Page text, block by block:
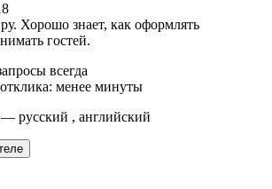
Хорошо знает, как оформлять
гостей.
всегда
менее минуты
русский , английский